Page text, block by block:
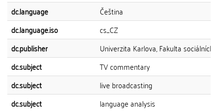
dc.language
Čeština
dc.language.iso
cs_CZ
dc.publisher
Univerzita Karlova, Fakulta sociálních
dc.subject
TV commentary
dc.subject
live broadcasting
dc.subject
language analysis